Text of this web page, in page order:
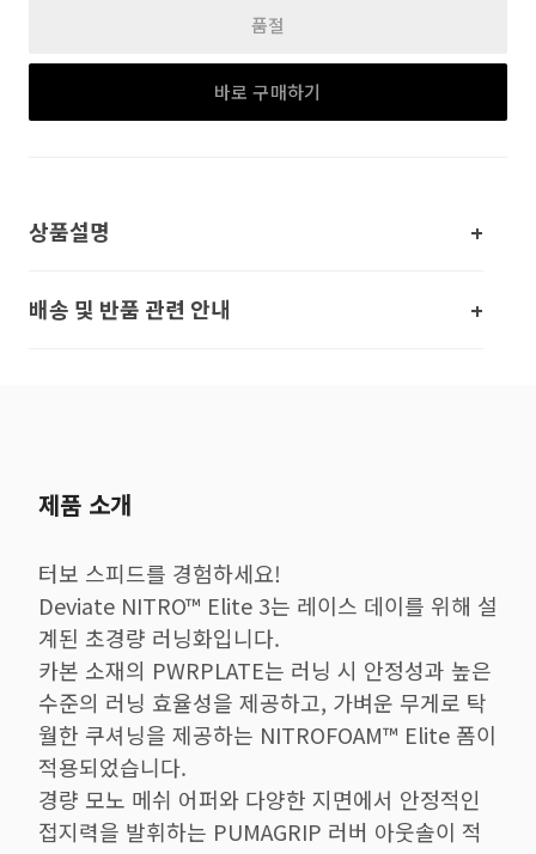
품절
바로 구매하기
상품설명
배송 및 반품 관련 안내
제품 소개
터보 스피드를 경험하세요!
Deviate NITRO™ Elite 3는 레이스 데이를 위해 설
계된 초경량 러닝화입니다.
카본 소재의 PWRPLATE는 러닝 시 안정성과 높은
수준의 러닝 효율성을 제공하고, 가벼운 무게로 탁
월한 쿠셔닝을 제공하는 NITROFOAM™ Elite 폼이
적용되었습니다.
경량 모노 메쉬 어퍼와 다양한 지면에서 안정적인
접지력을 발휘하는 PUMAGRIP 러버 아웃솔이 적